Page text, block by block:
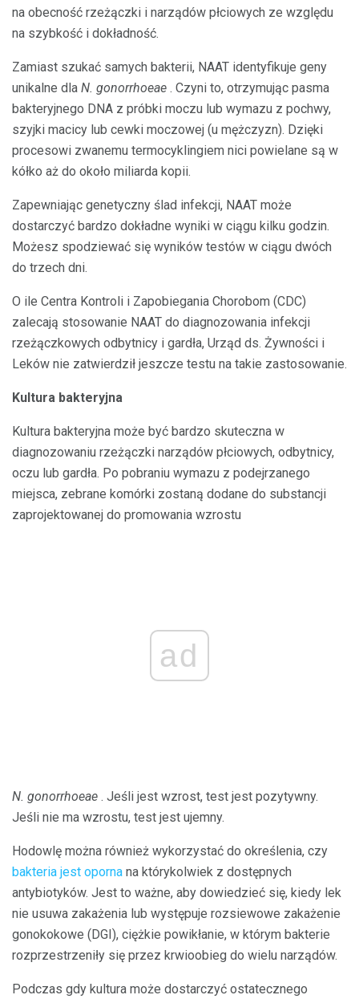
na obecność rzeżączki i narządów płciowych ze względu
na szybkość i dokładność.
Zamiast szukać samych bakterii, NAAT identyfikuje geny
unikalne dla N. gonorrhoeae . Czyni to, otrzymując pasma
bakteryjnego DNA z próbki moczu lub wymazu z pochwy,
szyjki macicy lub cewki moczowej (u mężczyzn). Dzięki
procesowi zwanemu termocyklingiem nici powielane są w
kółko aż do około miliarda kopii.
Zapewniając genetyczny ślad infekcji, NAAT może
dostarczyć bardzo dokładne wyniki w ciągu kilku godzin.
Możesz spodziewać się wyników testów w ciągu dwóch
do trzech dni.
O ile Centra Kontroli i Zapobiegania Chorobom (CDC)
zalecają stosowanie NAAT do diagnozowania infekcji
rzeżączkowych odbytnicy i gardła, Urząd ds. Żywności i
Leków nie zatwierdził jeszcze testu na takie zastosowanie.
Kultura bakteryjna
Kultura bakteryjna może być bardzo skuteczna w
diagnozowaniu rzeżączki narządów płciowych, odbytnicy,
oczu lub gardła. Po pobraniu wymazu z podejrzanego
miejsca, zebrane komórki zostaną dodane do substancji
zaprojektowanej do promowania wzrostu
ad
N. gonorrhoeae . Jeśli jest wzrost, test jest pozytywny.
Jeśli nie ma wzrostu, test jest ujemny.
Hodowlę można również wykorzystać do określenia, czy
bakteria jest oporna na którykolwiek z dostępnych
antybiotyków. Jest to ważne, aby dowiedzieć się, kiedy lek
nie usuwa zakażenia lub występuje rozsiewowe zakażenie
gonokokowe (DGI), ciężkie powikłanie, w którym bakterie
rozprzestrzeniły się przez krwioobieg do wielu narządów.
Podczas gdy kultura może dostarczyć ostatecznego